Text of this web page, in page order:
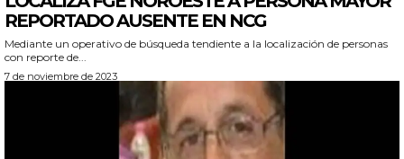
REPORTADO AUSENTE EN NCG
Mediante un operativo de búsqueda tendiente a la localización de personas
con reporte de...
7 de noviembre de 2023